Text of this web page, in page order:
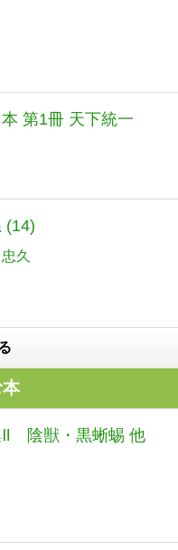
第1冊 天下統一
(14)
久
Ⅱ 陰獣・黒蜥蜴 他